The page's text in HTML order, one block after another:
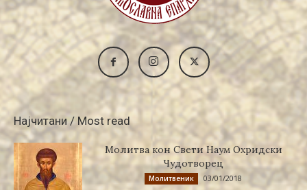
Најчитани / Most read
Молитва кон Свети Наум Охридски
Чудотворец
Молитвеник 03/01/2018